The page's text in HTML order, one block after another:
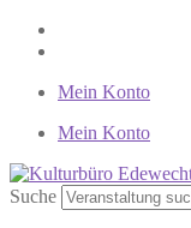
Mein Konto
Mein Konto
Suche